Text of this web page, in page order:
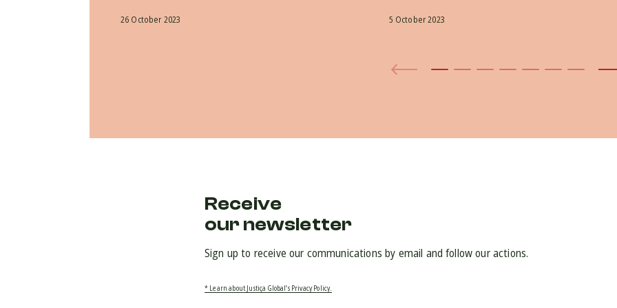
26 October 2023 5 October 2023
Receive
our newsletter
Sign up to receive our communications by email and follow our actions.
* Learn about Justiça Global’s Privacy Policy.